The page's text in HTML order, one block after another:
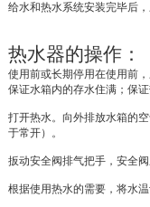
给水和热水系统安装完毕后
热水器的操作：
使用前或长期停用在使用前
保证水箱内的存水住满；保
打开热水。向外排放水箱的
于常开）。
扳动安全阀排气把手，安全
根据使用热水的需要，将水